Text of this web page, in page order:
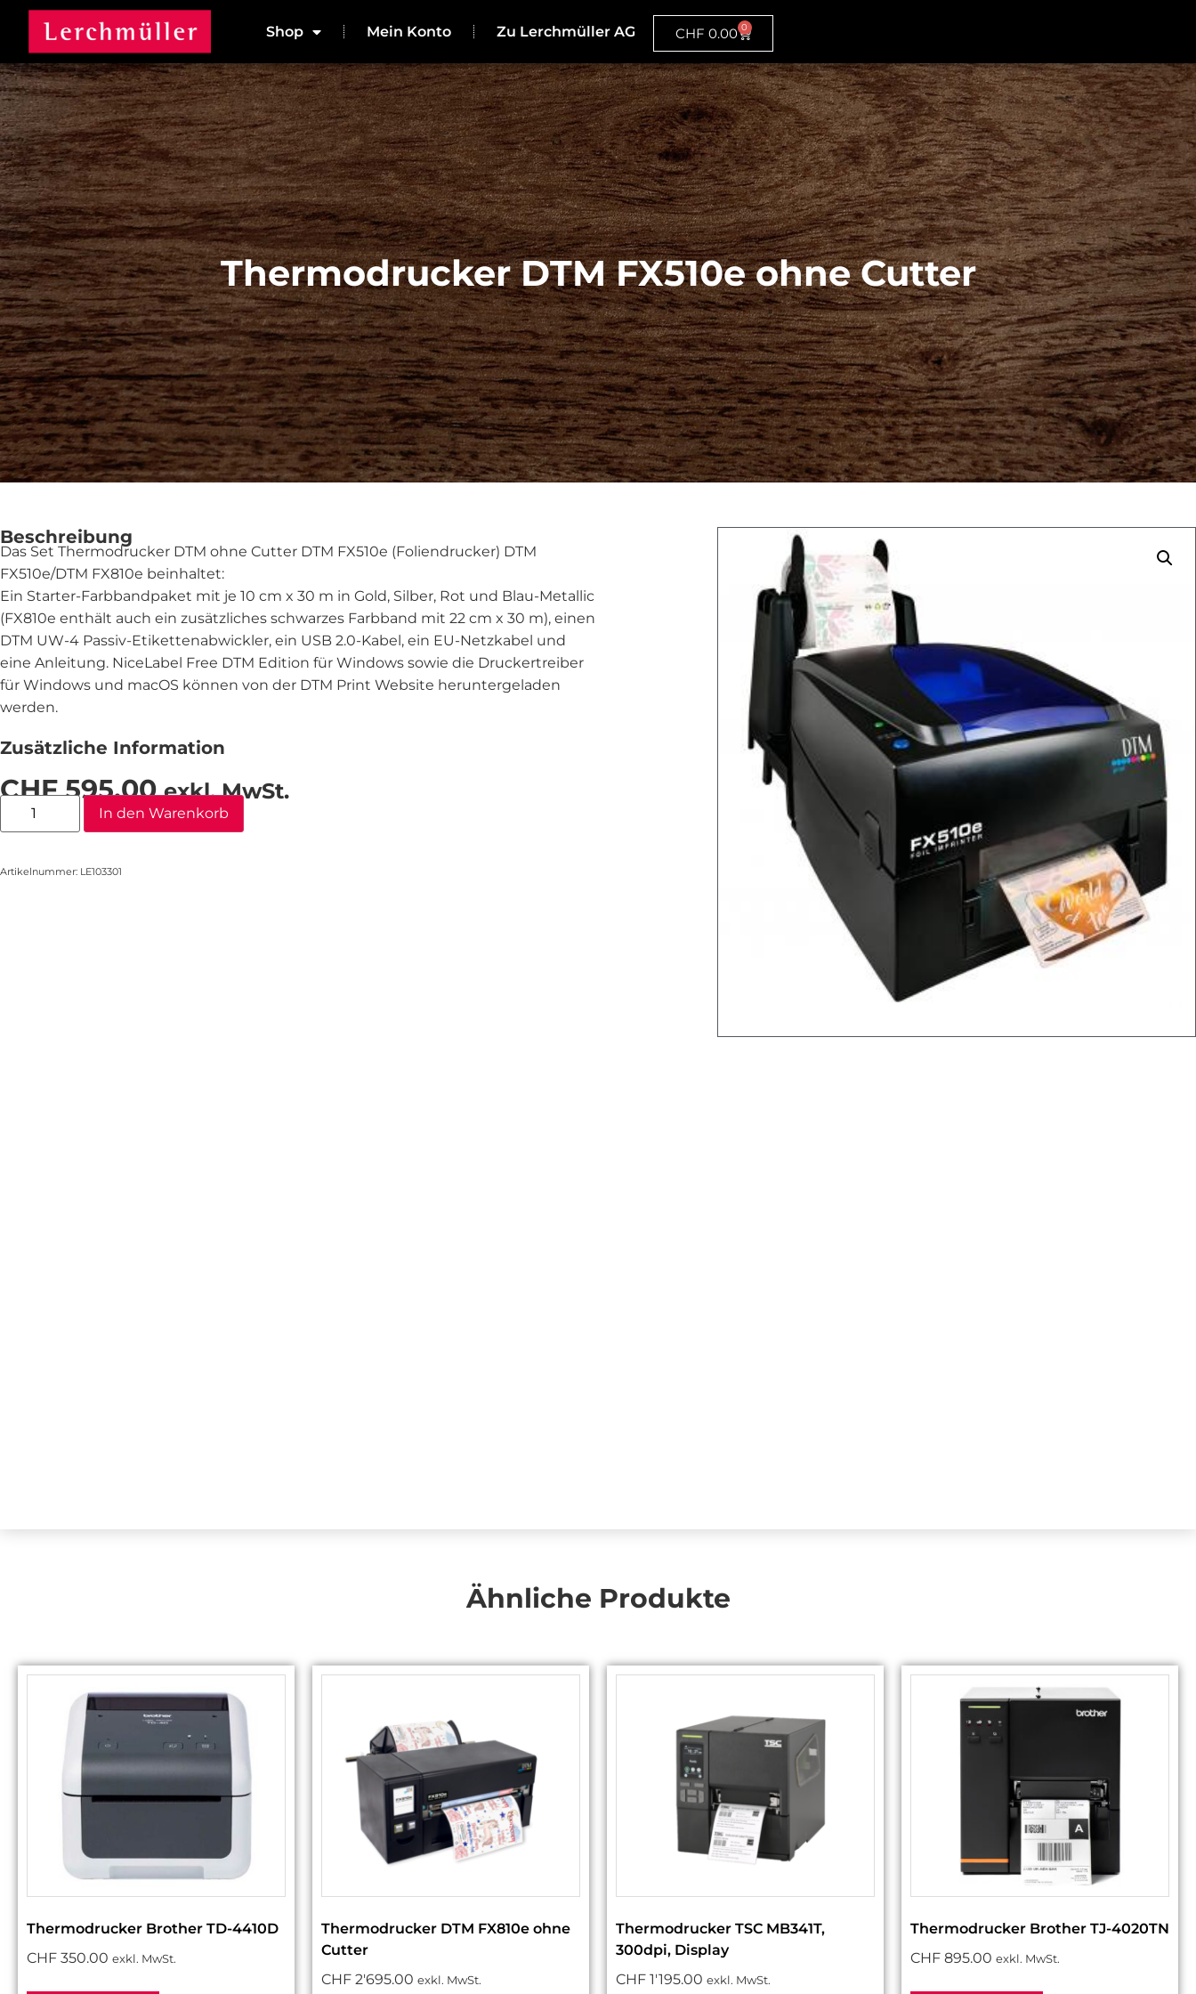
Shop Mein Konto Zu Lerchmüller AG CHF 0.00 0
Thermodrucker DTM FX510e ohne Cutter
Beschreibung
Das Set Thermodrucker DTM ohne Cutter DTM FX510e (Foliendrucker) DTM
FX510e/DTM FX810e beinhaltet:
Ein Starter-Farbbandpaket mit je 10 cm x 30 m in Gold, Silber, Rot und Blau-Metallic
(FX810e enthält auch ein zusätzliches schwarzes Farbband mit 22 cm x 30 m), einen
DTM UW-4 Passiv-Etikettenabwickler, ein USB 2.0-Kabel, ein EU-Netzkabel und
eine Anleitung. NiceLabel Free DTM Edition für Windows sowie die Druckertreiber
für Windows und macOS können von der DTM Print Website heruntergeladen
werden.
Zusätzliche Information
CHF595.00 exkl. MwSt.
In den Warenkorb
Artikelnummer: LE103301
Ähnliche Produkte
Thermodrucker Brother TD-4410D
CHF 350.00 exkl. MwSt.
Thermodrucker DTM FX810e ohne
Cutter
CHF 2'695.00 exkl. MwSt.
Thermodrucker TSC MB341T,
300dpi, Display
CHF 1'195.00 exkl. MwSt.
Thermodrucker Brother TJ-4020TN
CHF 895.00 exkl. MwSt.